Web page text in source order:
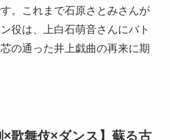
。これまで石原さとみさんが
役は、上白石萌音さんにバト
の通った井上戯曲の再来に期
×歌舞伎×ダンス】蘇る古